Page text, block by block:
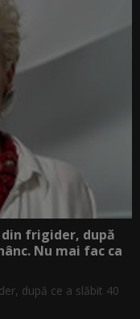
frigider, după
Nu mai fac ca
după ce a slăbit 40